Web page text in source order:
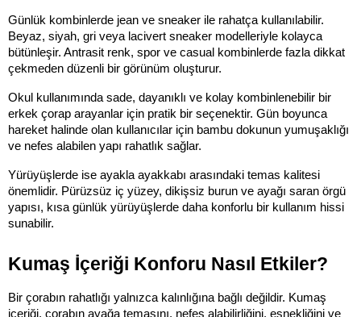
Günlük kombinlerde jean ve sneaker ile rahatça kullanılabilir.
Beyaz, siyah, gri veya lacivert sneaker modelleriyle kolayca
bütünleşir. Antrasit renk, spor ve casual kombinlerde fazla dikkat
çekmeden düzenli bir görünüm oluşturur.
Okul kullanımında sade, dayanıklı ve kolay kombinlenebilir bir
erkek çorap arayanlar için pratik bir seçenektir. Gün boyunca
hareket halinde olan kullanıcılar için bambu dokunun yumuşaklığı
ve nefes alabilen yapı rahatlık sağlar.
Yürüyüşlerde ise ayakla ayakkabı arasındaki temas kalitesi
önemlidir. Pürüzsüz iç yüzey, dikişsiz burun ve ayağı saran örgü
yapısı, kısa günlük yürüyüşlerde daha konforlu bir kullanım hissi
sunabilir.
Kumaş İçeriği Konforu Nasıl Etkiler?
Bir çorabın rahatlığı yalnızca kalınlığına bağlı değildir. Kumaş
içeriği, çorabın ayağa temasını, nefes alabilirliğini, esnekliğini ve